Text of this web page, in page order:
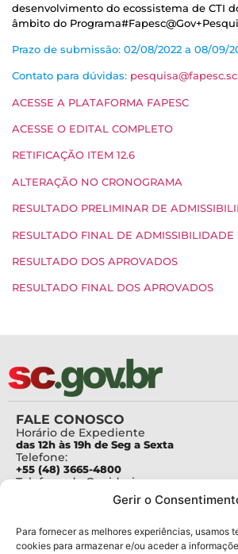
Gerir o
Para fornecer as melhores experiências, usamos
cookies para armazenar e/ou aceder a
desenvolvimento do ecossistema de CTI
âmbito do
Prazo de submissão: 02/08/2022 a 08/09/
Contato para dúvidas:
ACESSE A PLATAFORMA FAPESC
ACESSE O EDITAL COMPLETO
RETIFICAÇÃO ITEM 12.6
ALTERAÇÃO NO CRONOGRAMA
RESULTADO PRELIMINAR DE
RESULTADO FINAL DE ADMISSIBILIDADE
RESULTADO DOS APROVADOS
RESULTADO FINAL DOS APROVADOS
FALE CONOSCO
Horário de Expediente
das 12h às 19h de Seg a Sexta
Telefone:
+55 (48) 3665-4800
Telefone da Ouvidoria
Para assuntos relacionados à Pesquisa
pesquisa@fapesc.sc.gov.br